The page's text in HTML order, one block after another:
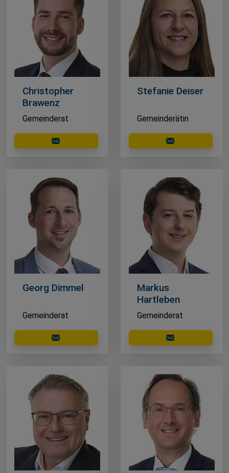
Christopher
Brawenz
Gemeinderat
E-Mail schreiben
Stefanie Deiser
Gemeinderätin
E-Mail
Georg Dimmel
Gemeinderat
E-Mail schreiben
Markus
Hartleben
Gemeinderat
E-Mail